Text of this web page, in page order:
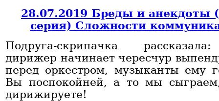
28.07.2019 Бреды и анекдоты
серия) Сложности
Подруга-скрипачка
дирижер начинает чересчур
перед оркестром, музыканты ему
Вы поспокойней, а то мы
дирижируете!